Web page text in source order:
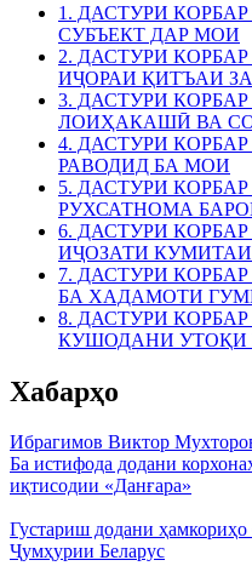
1. ДАСТУРИ
СУБЪЕКТ ДАР МОИ
2. ДАСТУРИ
ИҶОРАИ ҚИТЪАИ
3. ДАСТУРИ
ЛОИҲАКАШӢ ВА
4. ДАСТУРИ
РАВОДИД БА МОИ
5. ДАСТУРИ
РУХСАТНОМА
6. ДАСТУРИ
ИҶОЗАТИ
7. ДАСТУРИ
БА ХАДАМОТИ
8. ДАСТУРИ
КУШОДАНИ
Хабарҳо
Ибрагимов Виктор
Ба истифода додани
иқтисодии «Данғара»
Густариш додани
Ҷумҳурии Беларус